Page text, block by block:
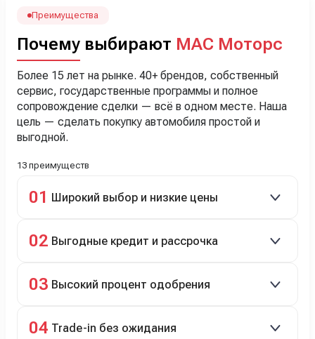
менеджеру Сергею, профессионал своего дела!
Преимущества
Почему выбирают МАС Моторс
Более 15 лет на рынке. 40+ брендов, собственный
сервис, государственные программы и полное
сопровождение сделки — всё в одном месте. Наша
цель — сделать покупку автомобиля простой и
выгодной.
13 преимуществ
01 Широкий выбор и низкие цены
подержанные авто.
02 Выгодные кредит и рассрочка
рассрочка 0% на 2 года при первом взносе 35–50%.
03 Высокий процент одобрения
04 Trade-in без ожидания